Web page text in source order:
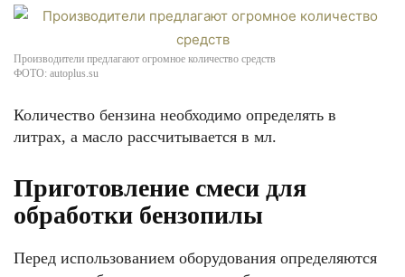
Производители предлагают огромное количество средств
ФОТО: autoplus.su
Количество бензина необходимо определять в
литрах, а масло рассчитывается в мл.
Приготовление смеси для
обработки бензопилы
Перед использованием оборудования определяются